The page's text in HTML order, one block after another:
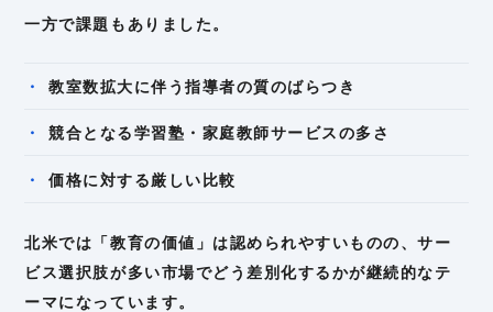
一方で課題もありました。
教室数拡大に伴う指導者の質のばらつき
競合となる学習塾・家庭教師サービスの多さ
価格に対する厳しい比較
北米では「教育の価値」は認められやすいものの、サー
ビス選択肢が多い市場でどう差別化するかが継続的なテ
ーマになっています。